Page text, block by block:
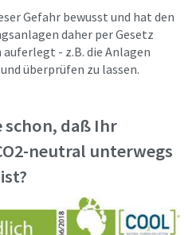
Gefahr bewusst und hat den
daher per Gesetz
- z.B. die Anlagen
überprüfen zu lassen.
schon, daß Ihr
neutral unterwegs
ist?